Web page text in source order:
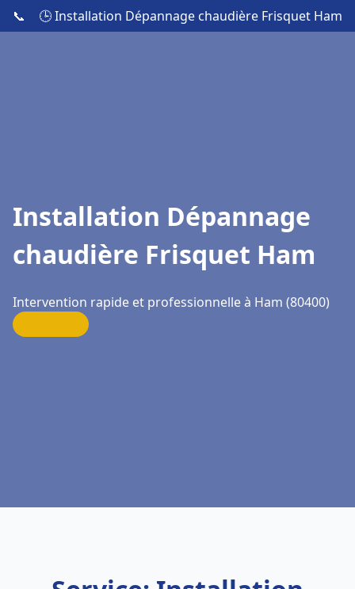
📞 🕒 Installation Dépannage chaudière Frisquet Ham
Installation Dépannage
chaudière Frisquet Ham
Intervention rapide et professionnelle à Ham (80400)